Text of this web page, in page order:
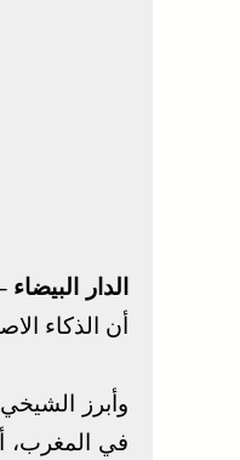
الدار البيضاء
أن الذكاء
وأبرز
في المغرب،